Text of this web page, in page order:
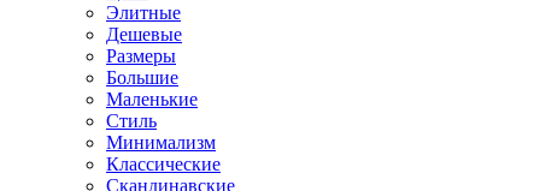
Элитные
Дешевые
Размеры
Большие
Маленькие
Стиль
Минимализм
Классические
Скандинавские